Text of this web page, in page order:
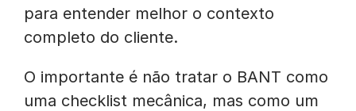
para entender melhor o contexto
completo do cliente.
O importante é não tratar o BANT como
uma checklist mecânica, mas como um